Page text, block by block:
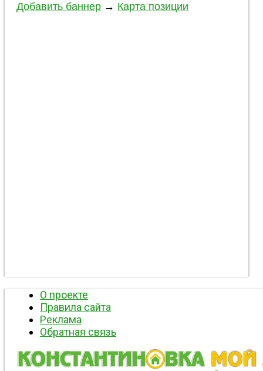
Добавить баннер → Карта позиции
О проекте
Правила сайта
Реклама
Обратная связь